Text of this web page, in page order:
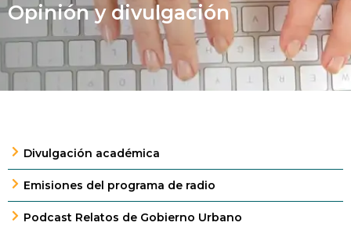
Opinión y divulgación
Divulgación académica
Emisiones del programa de radio
Podcast Relatos de Gobierno Urbano